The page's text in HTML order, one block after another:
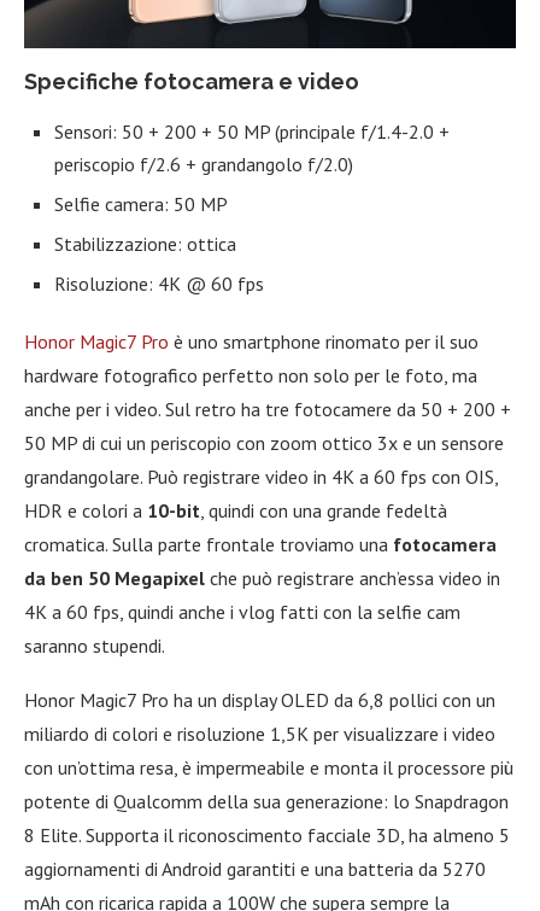
Specifiche fotocamera e video
Sensori: 50 + 200 + 50 MP (principale f/1.4-2.0 +
periscopio f/2.6 + grandangolo f/2.0)
Selfie camera: 50 MP
Stabilizzazione: ottica
Risoluzione: 4K @ 60 fps
Honor Magic7 Pro è uno smartphone rinomato per il suo
hardware fotografico perfetto non solo per le foto, ma
anche per i video. Sul retro ha tre fotocamere da 50 + 200 +
50 MP di cui un periscopio con zoom ottico 3x e un sensore
grandangolare. Può registrare video in 4K a 60 fps con OIS,
HDR e colori a 10-bit , quindi con una grande fedeltà
cromatica. Sulla parte frontale troviamo una fotocamera
da ben 50 Megapixel che può registrare anch’essa video in
4K a 60 fps, quindi anche i vlog fatti con la selfie cam
saranno stupendi.
Honor Magic7 Pro ha un display OLED da 6,8 pollici con un
miliardo di colori e risoluzione 1,5K per visualizzare i video
con un’ottima resa, è impermeabile e monta il processore più
potente di Qualcomm della sua generazione: lo Snapdragon
8 Elite. Supporta il riconoscimento facciale 3D, ha almeno 5
aggiornamenti di Android garantiti e una batteria da 5270
mAh con ricarica rapida a 100W che supera sempre la